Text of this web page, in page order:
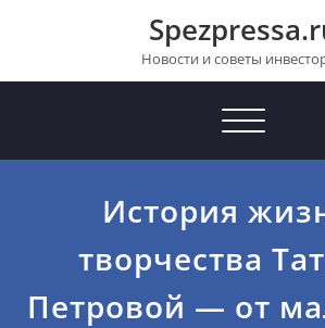
Новости и советы
Toggle
История
творчества
Петровой — от